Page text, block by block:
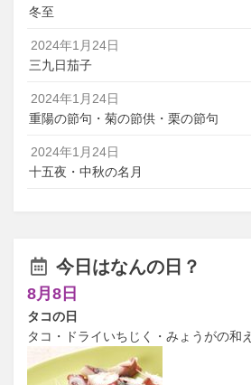
冬至
2024年1月24日
三九日茄子
2024年1月24日
重陽の節句・菊の節供・栗の節句
2024年1月24日
十五夜・中秋の名月
今日はなんの日？
8月8日
タコの日
タコ・ドライいちじく・みょうがの和